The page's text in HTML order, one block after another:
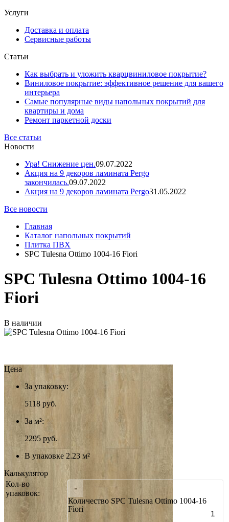
Услуги
Доставка и оплата
Сервисные работы
Статьи
Как выбрать и уложить кварцвиниловое покрытие?
Виниловое покрытие: эффективное решение для вашего
интерьера
Самые популярные виды напольных покрытий для
квартиры и дома
Ремонт паркетной доски
Все статьи
Новости
Ура! Снижение цен.09.07.2022
Акция на 9 декоров ламината Pergo
закончилась.09.07.2022
Акция на 9 декоров ламината Pergo31.05.2022
Все новости
Главная
Каталог напольных покрытий
Плитка ПВХ
SPC Tulesna Ottimo 1004-16 Fiori
SPC Tulesna Ottimo 1004-16
Fiori
В наличии
Цена
За упаковку:
5118 руб.
За м²:
2295 руб.
В упаковке 2.23 м²
Калькулятор
Кол-во
упаковок:
-
Количество SPC Tulesna Ottimo 1004-16
Fiori